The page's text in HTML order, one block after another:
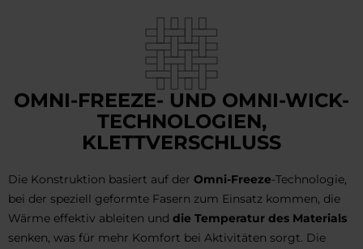
OMNI-FREEZE- UND OMNI-WICK-
TECHNOLOGIEN,
KLETTVERSCHLUSS
Die Konstruktion basiert auf der Omni-Freeze-Technologie,
bei der speziell geformte Fasern zum Einsatz kommen, die
Wärme effektiv ableiten und die Temperatur des Materials
senken, was für mehr Komfort bei Aktivitäten sorgt. Die